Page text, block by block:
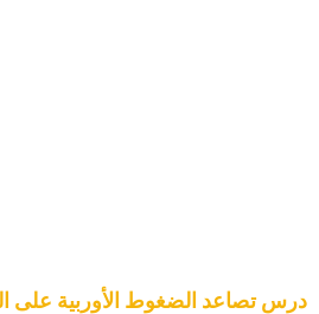
درس تصاعد الضغوط الأوربية على